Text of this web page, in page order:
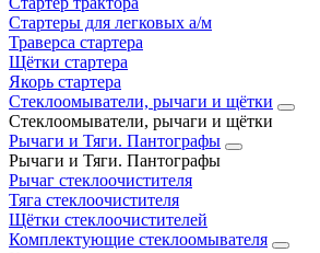
Стартеры для легковых а/м
Траверса стартера
Щётки стартера
Якорь стартера
Стеклоомыватели, рычаги и щётки
Стеклоомыватели, рычаги и щётки
Рычаги и Тяги. Пантографы
Рычаги и Тяги. Пантографы
Рычаг стеклоочистителя
Тяга стеклоочистителя
Щётки стеклоочистителей
Комплектующие стеклоомывателя